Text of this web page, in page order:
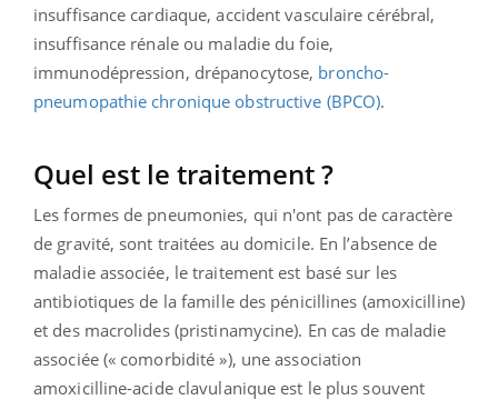
insuffisance cardiaque, accident vasculaire cérébral,
insuffisance rénale ou maladie du foie,
immunodépression, drépanocytose, broncho-
pneumopathie chronique obstructive (BPCO).
Quel est le traitement ?
Les formes de pneumonies, qui n'ont pas de caractère
de gravité, sont traitées au domicile. En l’absence de
maladie associée, le traitement est basé sur les
antibiotiques de la famille des pénicillines (amoxicilline)
et des macrolides (pristinamycine). En cas de maladie
associée (« comorbidité »), une association
amoxicilline-acide clavulanique est le plus souvent